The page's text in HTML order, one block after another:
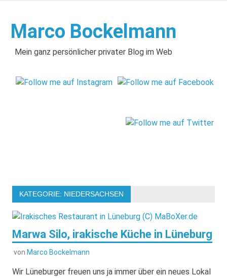
springen
Marco Bockelmann
Mein ganz persönlicher privater Blog im Web
KATEGORIE: NIEDERSACHSEN
Marwa Silo, irakische Küche in Lüneburg
von Marco Bockelmann
Wir Lüneburger freuen uns ja immer über ein neues Lokal